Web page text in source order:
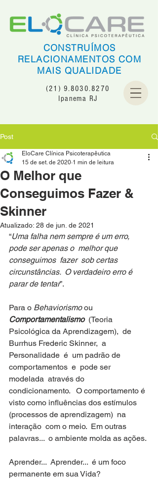
(21) 9.8030.8270
Ipanema RJ
CONSTRUÍMOS
RELACIONAMENTOS COM
MAIS QUALIDADE
Post
O Melhor que
Conseguimos Fazer &
Skinner
EloCare Clínica Psicoterapêutica
15 de set. de 2020 1 min de leitura
Atualizado: 28 de jun. de 2021
“Uma falha nem sempre é um erro,
pode ser apenas o  melhor que
conseguimos  fazer  sob certas
circunstâncias.  O verdadeiro erro é
parar de tentar”.
Para o Behaviorismo ou
Comportamentalismo
  (Teoria
Psicológica da Aprendizagem),  de
Burrhus Frederic Skinner,  a
Personalidade  é  um padrão de
comportamentos  e  pode ser
modelada  através do
condicionamento.   O comportamento é
visto como influências dos estímulos
(processos de aprendizagem)  na
interação  com o meio.  Em outras
palavras...  o ambiente molda as ações.
Aprender...  Aprender...  é um foco
permanente em sua Vida?